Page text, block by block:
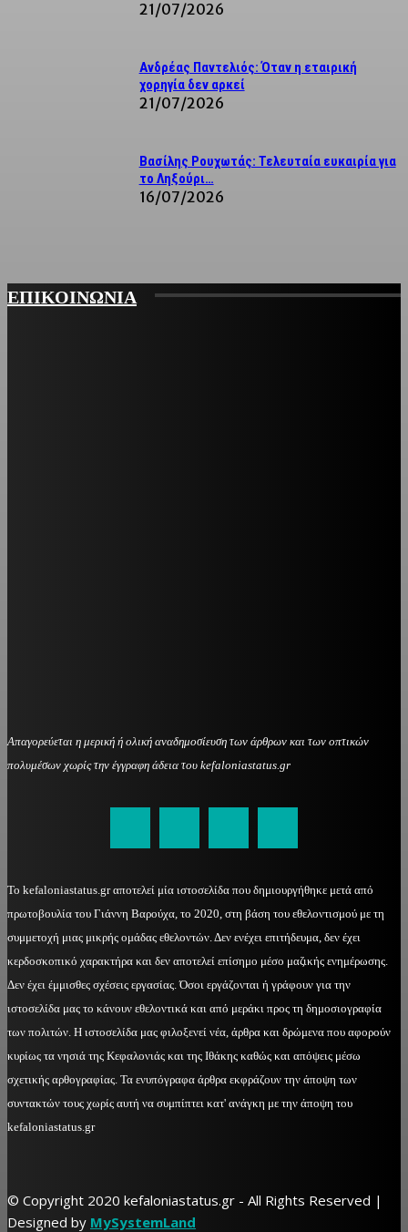
21/07/2026
Ανδρέας Παντελιός: Όταν η εταιρική
χορηγία δεν αρκεί
21/07/2026
Βασίλης Ρουχωτάς: Τελευταία ευκαιρία για
το Ληξούρι…
16/07/2026
ΕΠΙΚΟΙΝΩΝΙΑ
Απαγορεύεται η μερική ή ολική αναδημοσίευση των άρθρων και των οπτικών
πολυμέσων χωρίς την έγγραφη άδεια του kefaloniastatus.gr
Το kefaloniastatus.gr αποτελεί μία ιστοσελίδα που δημιουργήθηκε μετά από
πρωτοβουλία του Γιάννη Βαρούχα, το 2020, στη βάση του εθελοντισμού με τη
συμμετοχή μιας μικρής ομάδας εθελοντών. Δεν ενέχει επιτήδευμα, δεν έχει
κερδοσκοπικό χαρακτήρα και δεν αποτελεί επίσημο μέσο μαζικής ενημέρωσης.
Δεν έχει έμμισθες σχέσεις εργασίας. Όσοι εργάζονται ή γράφουν για την
ιστοσελίδα μας το κάνουν εθελοντικά και από μεράκι προς τη δημοσιογραφία
των πολιτών. Η ιστοσελίδα μας φιλοξενεί νέα, άρθρα και δρώμενα που αφορούν
κυρίως τα νησιά της Κεφαλονιάς και της Ιθάκης καθώς και απόψεις μέσω
σχετικής αρθογραφίας. Τα ενυπόγραφα άρθρα εκφράζουν την άποψη των
συντακτών τους χωρίς αυτή να συμπίπτει κατ' ανάγκη με την άποψη του
kefaloniastatus.gr
© Copyright 2020 kefaloniastatus.gr - All Rights Reserved |
Designed by MySystemLand